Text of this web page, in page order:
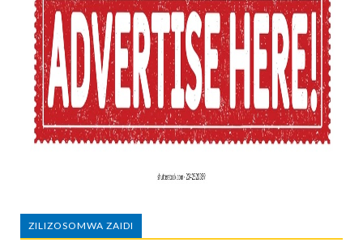
ZILIZOSOMWA ZAIDI